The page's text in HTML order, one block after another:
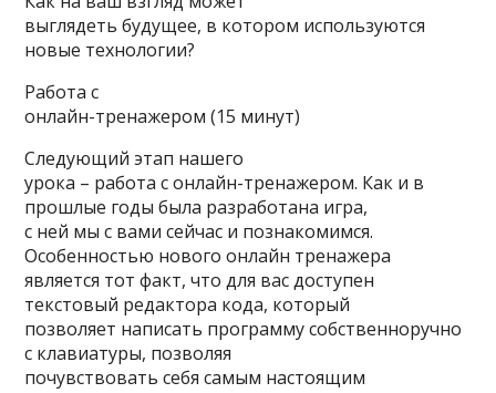
выглядеть будущее, в котором используются
новые технологии?
Работа с
онлайн-тренажером (15 минут)
Следующий этап нашего
урока – работа с онлайн-тренажером. Как и в
прошлые годы была разработана игра,
с ней мы с вами сейчас и познакомимся.
Особенностью нового онлайн тренажера
является тот факт, что для вас доступен
текстовый редактора кода, который
позволяет написать программу собственноручно
с клавиатуры, позволяя
почувствовать себя самым настоящим